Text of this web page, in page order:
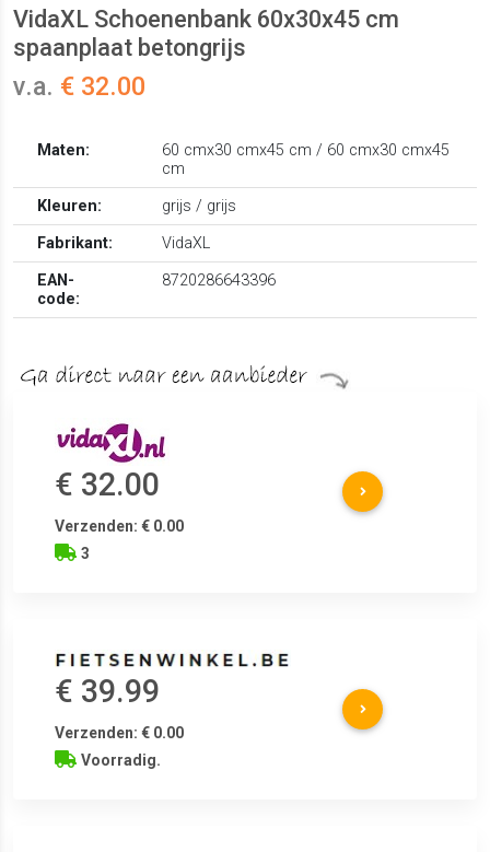
VidaXL Schoenenbank 60x30x45 cm
spaanplaat betongrijs
v.a. € 32.00
Maten:
60 cmx30 cmx45 cm / 60 cmx30 cmx45
cm
Kleuren:
grijs / grijs
Fabrikant:
VidaXL
EAN-
code:
8720286643396
€ 32.00
Verzenden: € 0.00
3
€ 39.99
Verzenden: € 0.00
Voorradig.